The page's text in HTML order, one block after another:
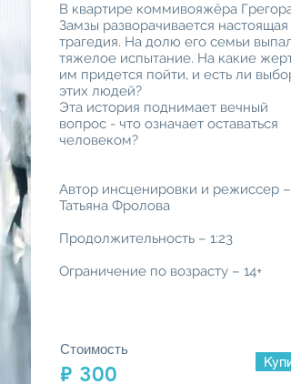
В квартире коммивояжёра Грегора
Замзы разворачивается настоящая
трагедия. На долю его семьи
тяжелое испытание. На какие
им придется пойти, и есть ли выбор
этих людей?
Эта история поднимает вечный
вопрос - что означает оставаться
человеком?
Автор инсценировки и режиссер –
Татьяна Фролова
Продолжительность – 1:23
Ограничение по возрасту – 14+
Стоимость
₽ 300